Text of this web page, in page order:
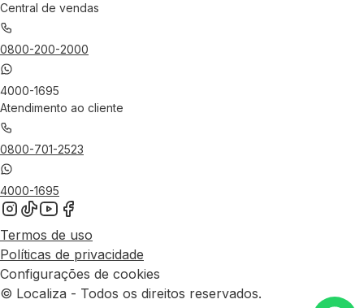
Central de vendas
0800-200-2000
4000-1695
Atendimento ao cliente
0800-701-2523
4000-1695
Termos de uso
Políticas de privacidade
Configurações de cookies
© Localiza - Todos os direitos reservados.